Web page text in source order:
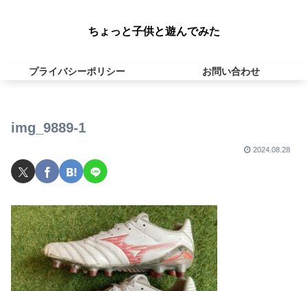
ちょっと子供と遊んでみた
プライバシーポリシー お問い合わせ
img_9889-1
2024.08.28